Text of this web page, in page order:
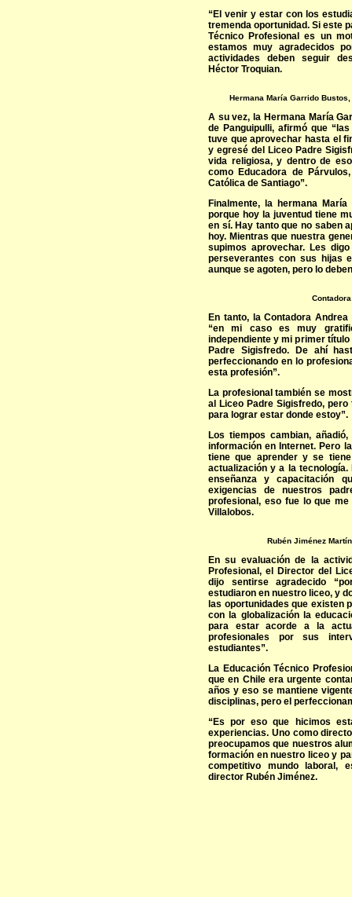
“El venir y estar con los
tremenda oportunidad. Si este
Técnico Profesional es un
estamos muy agradecidos
actividades deben seguir
Héctor Troquian.
Hermana María Garrido
A su vez, la Hermana María
de Panguipulli, afirmó que
tuve que aprovechar hasta el
y egresé del Liceo Padre
vida religiosa, y dentro de
como Educadora de
Católica de Santiago”.
Finalmente, la hermana
porque hoy la juventud tiene
en sí. Hay tanto que no saben
hoy. Mientras que nuestra
supimos aprovechar. Les
perseverantes con sus hijas
aunque se agoten, pero lo
En tanto, la Contadora
“en mi caso es muy
independiente y mi primer
Padre Sigisfredo. De ahí
perfeccionando en lo
esta profesión”.
La profesional también se
al Liceo Padre Sigisfredo,
para lograr estar donde estoy”.
Los tiempos cambian,
información en Internet. Pero
tiene que aprender y se
actualización y a la
enseñanza y capacitación
exigencias de nuestros
profesional, eso fue lo que
Villalobos.
Rubén Jiménez
En su evaluación de la
Profesional, el Director del
dijo sentirse agradecido
estudiaron en nuestro liceo, y
las oportunidades que existen
con la globalización la
para estar acorde a la
profesionales por sus
estudiantes”.
La Educación Técnico
que en Chile era urgente
años y eso se mantiene
disciplinas, pero el
“Es por eso que hicimos
experiencias. Uno como
preocupamos que nuestros
formación en nuestro liceo y
competitivo mundo laboral,
director Rubén Jiménez.